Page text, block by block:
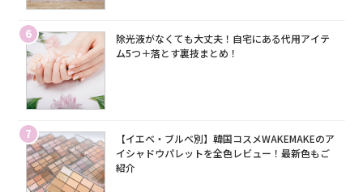
6
除光液がなくても大丈夫！自宅にある代用アイテ
ム5つ＋落とす裏技まとめ！
7
【イエベ・ブルベ別】韓国コスメWAKEMAKEのア
イシャドウパレットを全色レビュー！最新色もご
紹介